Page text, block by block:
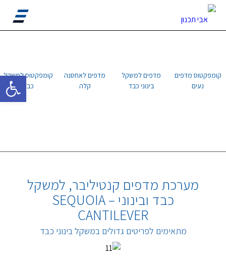
פתח
קומפקטוס מדפים
נעים
מדפים למשקל
בינוני כבד
מדפים לאחסנה
קלה
קומפקטוס למשקל
כבד
מערכת מדפים קנטיליבר, למשקל
כבד ובינוני – SEQUOIA
CANTILEVER
מתאימים לפריטים גדולים במשקל בינוני כבד